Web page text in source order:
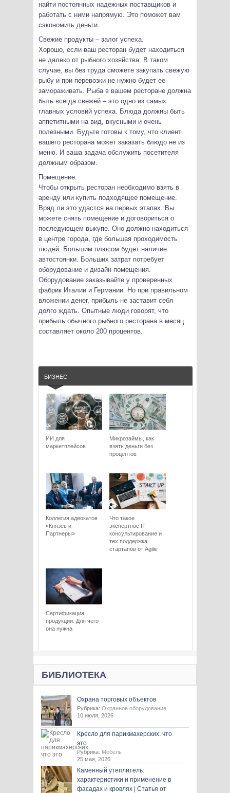
найти постоянных надежных поставщиков и
работать с ними напрямую. Это поможет вам
сэкономить деньги.
Свежие продукты – залог успеха.
Хорошо, если ваш ресторан будет находиться
не далеко от рыбного хозяйства. В таком
случае, вы без труда сможете закупать свежую
рыбу и при перевозки не нужно будет ее
замораживать. Рыба в вашем ресторане должна
быть всегда свежей – это одно из самых
главных условий успеха. Блюда должны быть
аппетитными на вид, вкусными и очень
полезными. Будьте готовы к тому, что клиент
вашего ресторана может заказать блюдо не из
меню. И ваша задача обслужить посетителя
должным образом.
Помещение.
Чтобы открыть ресторан необходимо взять в
аренду или купить подходящее помещение.
Вряд ли это удастся на первых этапах. Вы
можете снять помещение и договориться о
последующем выкупе. Оно должно находиться
в центре города, где большая проходимость
людей. Большим плюсом будет наличие
автостоянки. Больших затрат потребует
оборудование и дизайн помещения.
Оборудование заказывайте у проверенных
фабрик Италии и Германии. Но при правильном
вложении денег, прибыль не заставит себя
долго ждать. Опытные люди говорят, что
прибыль обычного рыбного ресторана в месяц
составляет около 200 процентов.
БИЗНЕС
ИИ для
маркетплейсов
Микрозаймы, как
взять деньги без
процентов
Коллегия адвокатов
«Князев и
Партнеры»
Что такое
экспертное IT
консультирование и
тех поддержка
стартапов от Agilie
Сертификация
продукции. Для чего
она нужна
БИБЛИОТЕКА
Охрана торговых объектов
Рубрика: Охранное оборудование
10 июля, 2026
Кресло для парикмахерских: что
это
Рубрика: Мебель
25 мая, 2026
Каменный утеплитель:
характеристики и применение в
фасадах и кровлях | Статья от